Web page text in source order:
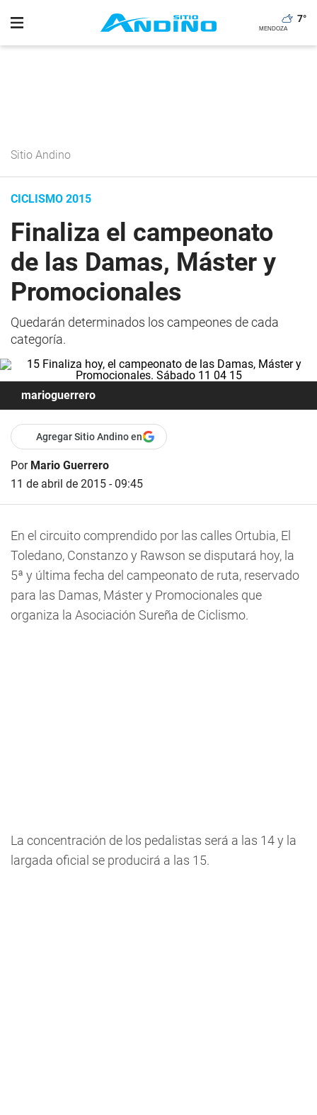
7°
Sitio Andino
CICLISMO 2015
Finaliza el campeonato
de las Damas, Máster y
Promocionales
Quedarán determinados los campeones de cada
categoría.
marioguerrero
Agregar Sitio Andino en
Por Mario Guerrero
11 de abril de 2015 - 09:45
En el circuito comprendido por las calles Ortubia, El
Toledano, Constanzo y Rawson se disputará hoy, la
5ª y última fecha del campeonato de ruta, reservado
para las Damas, Máster y Promocionales que
organiza la Asociación Sureña de Ciclismo.
La concentración de los pedalistas será a las 14 y la
largada oficial se producirá a las 15.